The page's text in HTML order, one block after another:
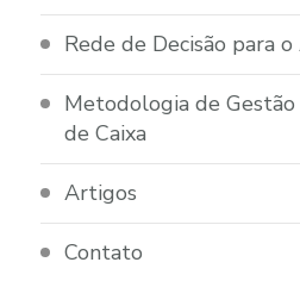
Rede de Decisão para
Metodologia de
de Caixa
Artigos
Contato